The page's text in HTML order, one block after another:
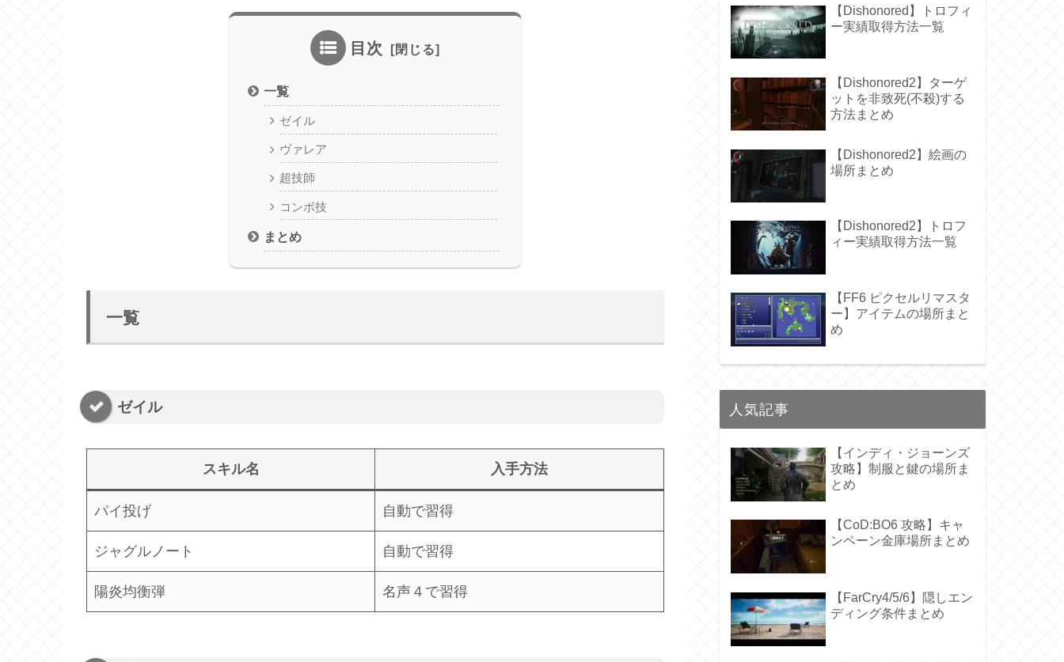
目次
一覧
ゼイル
ヴァレア
超技師
コンボ技
まとめ
一覧
ゼイル
スキル名 入手方法
パイ投げ 自動で習得
ジャグルノート 自動で習得
陽炎均衡弾 名声４で習得
【Dishonored】トロフィ
ー実績取得方法一覧
【Dishonored2】ターゲ
ットを非致死(不殺)する
方法まとめ
【Dishonored2】絵画の
場所まとめ
【Dishonored2】トロフ
ィー実績取得方法一覧
【FF6 ピクセルリマスタ
ー】アイテムの場所まと
め
人気記事
【インディ・ジョーンズ
攻略】制服と鍵の場所ま
とめ
【CoD:BO6 攻略】キャ
ンペーン金庫場所まとめ
【FarCry4/5/6】隠しエン
ディング条件まとめ